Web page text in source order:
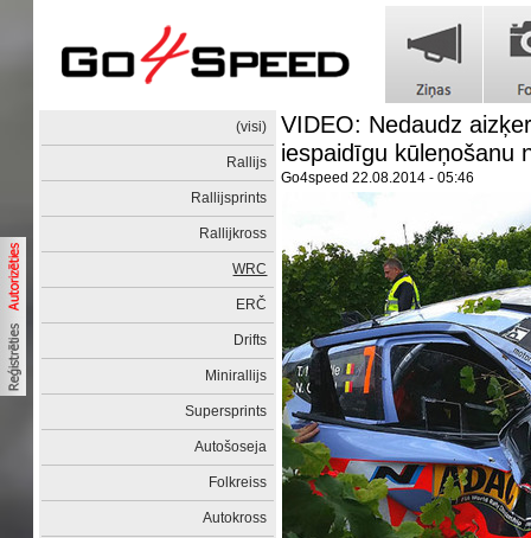
(visi)
Rallijs
Rallijsprints
Rallijkross
WRC
ERČ
Drifts
Minirallijs
Supersprints
Autošoseja
Folkreiss
Autokross
VIDEO: Nedaudz
iespaidīgu kūleņošanu
Go4speed 22.08.2014 - 05:46